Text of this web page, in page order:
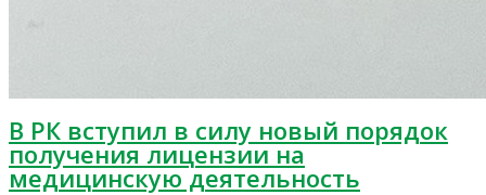
В РК вступил в силу новый порядок
получения лицензии на
медицинскую деятельность